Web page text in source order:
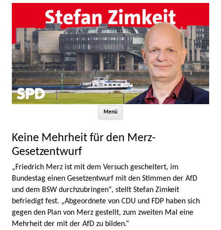
Menü
Keine Mehrheit für den Merz-
Gesetzentwurf
„Friedrich Merz ist mit dem Versuch gescheitert, im
Bundestag einen Gesetzentwurf mit den Stimmen der AfD
und dem BSW durchzubringen“, stellt Stefan Zimkeit
befriedigt fest. „Abgeordnete von CDU und FDP haben sich
gegen den Plan von Merz gestellt, zum zweiten Mal eine
Mehrheit der mit der AfD zu bilden.“